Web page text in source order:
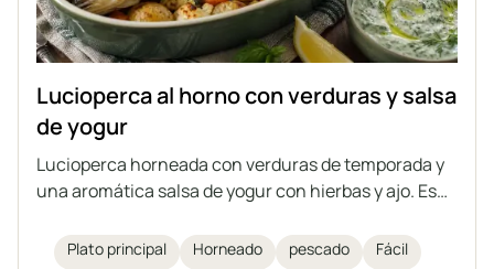
Lucioperca al horno con verduras y salsa
de yogur
Lucioperca horneada con verduras de temporada y
una aromática salsa de yogur con hierbas y ajo. Es
puede preparar con otro pescado de tamaño
Plato principal Horneado pescado Fácil